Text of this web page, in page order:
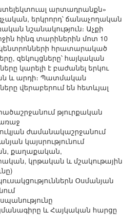
արտադրանքն»
երկրորդ՝ ճանաչողական
նշանակություն։ Աչքի
հինգ տարիներին մոտ 10
հրատարակած
զեկույցները՝ հայկական
կարելի է բաժանել երկու
և արդի։ Պատմական
վերաբերում են հետևյալ
թյուրքական
ժամանակաշրջանում
կայսրությունում
քաղաքական,
կրթական և մշակութային
Օսմանյան
և Հայկական հարցը